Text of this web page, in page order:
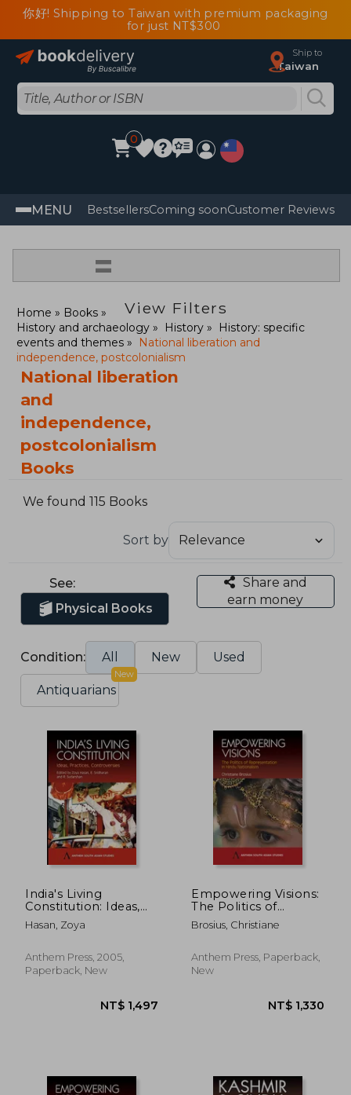
你好! Shipping to Taiwan with premium packaging
for just NT$300
Ship to
Taiwan
0
MENU BestsellersComing soonCustomer Reviews
=
View Filters
Home
Books
History and archaeology
History
History: specific
events and themes
National liberation and
independence, postcolonialism
National liberation
and
independence,
postcolonialism
Books
We found 115 Books
Sort by
See:
Physical Books
Share and
earn money
Condition: All New Used
Antiquarians
New
India's Living
Constitution: Ideas,
Practices,
Controversies
Studies)
Hasan, Zoya
Anthem Press, 2005,
Paperback, New
Empowering Visions:
The Politics of
Representation in
Hindu Nationalism
Brosius, Christiane
Anthem Press, Paperback,
New